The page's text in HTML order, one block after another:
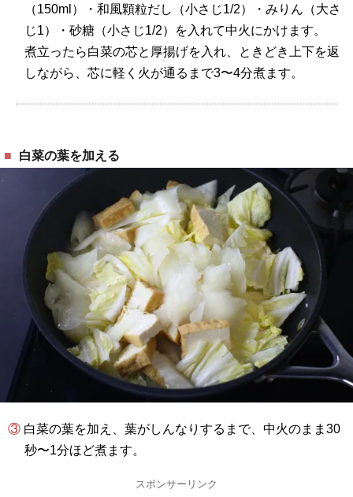
（150ml）・和風顆粒だし（小さじ1/2）・みりん（大さ
じ1）・砂糖（小さじ1/2）を入れて中火にかけます。
煮立ったら白菜の芯と厚揚げを入れ、ときどき上下を返
しながら、芯に軽く火が通るまで3〜4分煮ます。
白菜の葉を加える
③ 白菜の葉を加え、葉がしんなりするまで、中火のまま30
秒〜1分ほど煮ます。
スポンサーリンク